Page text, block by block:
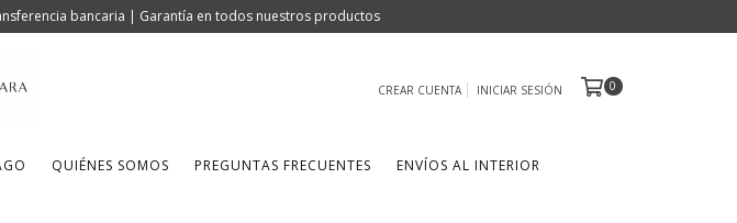
bancaria | Garantía en todos nuestros productos
CREAR CUENTA INICIAR SESIÓN 0
QUIÉNES SOMOS PREGUNTAS FRECUENTES ENVÍOS AL INTERIOR